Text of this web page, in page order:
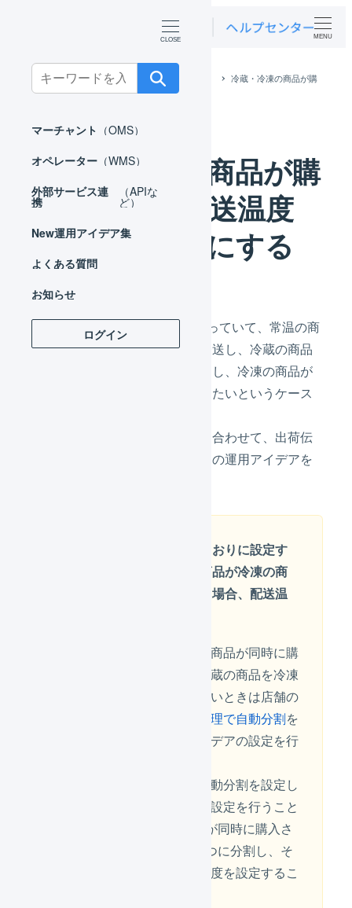
Search
for:
マーチャント （OMS）
オペレーター （WMS）
外部サービス連
携
（APIな
ど）
New運用アイデア集
よくある質問
お知らせ
ログイン
MENU
ホーム 運用アイデア集 オペレーター
冷蔵・冷凍の商品が購
入されたら配送温度を冷蔵・冷凍にする
冷蔵・冷凍の商品が購
入されたら配送温度
を冷蔵・冷凍にする
3温度帯すべての商品を取り扱っていて、常温の商
品が購入された場合は常温で発送し、冷蔵の商品
が購入された場合は冷蔵で発送し、冷凍の商品が
購入された場合は冷凍で発送したいというケース
商品マスタの温度管理の設定に合わせて、出荷伝
票の配送温度帯を変更するための運用アイデアを
この運用アイデアのとおりに設定す
ると、通常・冷蔵の商品が冷凍の商
品と同時に購入された場合、配送温
通常・冷蔵の商品と冷凍の商品が同時に購
入された場合に、通常・冷蔵の商品を冷凍
の配送温度で発送したくないときは店舗の
商品マスタの温度管理で自動分割を
設定した上でこの運用アイデアの設定を行
商品マスタの温度管理で自動分割を設定し
た上でこの運用アイデアの設定を行うこと
で、3温度帯すべての商品が同時に購入さ
れた場合に、出荷伝票を3つに分割し、そ
れぞれの出荷伝票の配送温度を設定するこ